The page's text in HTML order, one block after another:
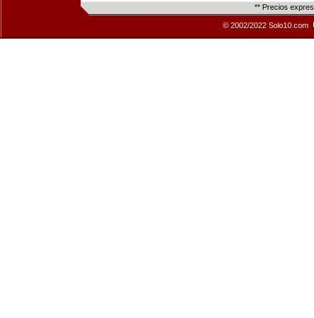
** Precios
© 2002/2022 Solo10.com